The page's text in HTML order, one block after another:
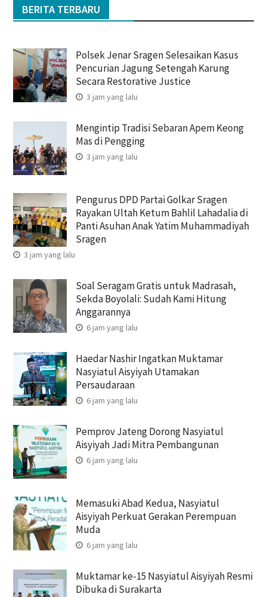
BERITA TERBARU
Polsek Jenar Sragen Selesaikan Kasus
Pencurian Jagung Setengah Karung
Secara Restorative Justice
3 jam yang lalu
Mengintip Tradisi Sebaran Apem Keong
Mas di Pengging
3 jam yang lalu
Pengurus DPD Partai Golkar Sragen
Rayakan Ultah Ketum Bahlil Lahadalia di
Panti Asuhan Anak Yatim Muhammadiyah
Sragen
3 jam yang lalu
Soal Seragam Gratis untuk Madrasah,
Sekda Boyolali: Sudah Kami Hitung
Anggarannya
6 jam yang lalu
Haedar Nashir Ingatkan Muktamar
Nasyiatul Aisyiyah Utamakan
Persaudaraan
6 jam yang lalu
Pemprov Jateng Dorong Nasyiatul
Aisyiyah Jadi Mitra Pembangunan
6 jam yang lalu
Memasuki Abad Kedua, Nasyiatul
Aisyiyah Perkuat Gerakan Perempuan
Muda
6 jam yang lalu
Muktamar ke-15 Nasyiatul Aisyiyah Resmi
Dibuka di Surakarta